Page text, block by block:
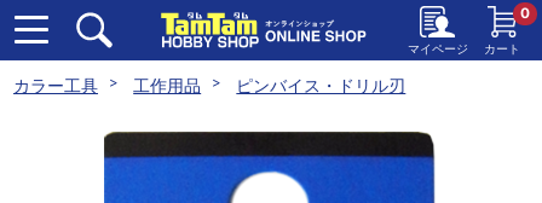
マイページ カート
0
カラー工具 工作用品 ピンバイス・ドリル刃